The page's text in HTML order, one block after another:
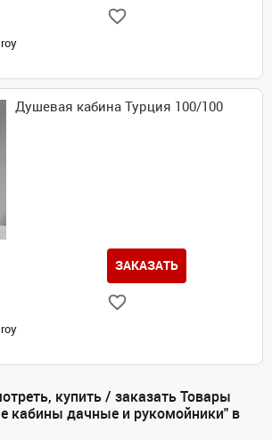
Душевая кабина Турция 100/100
ЗАКАЗАТЬ
купить / заказать Товары
кабины дачные и рукомойники" в